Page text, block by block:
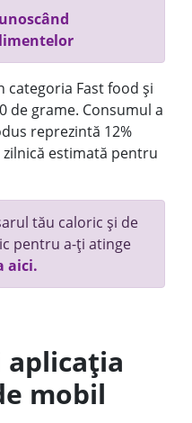
categoria Fast food și
de grame. Consumul a
reprezintă 12%
estimată pentru
tău caloric și de
pentru a-ți atinge
aici.
aplicația
mobil